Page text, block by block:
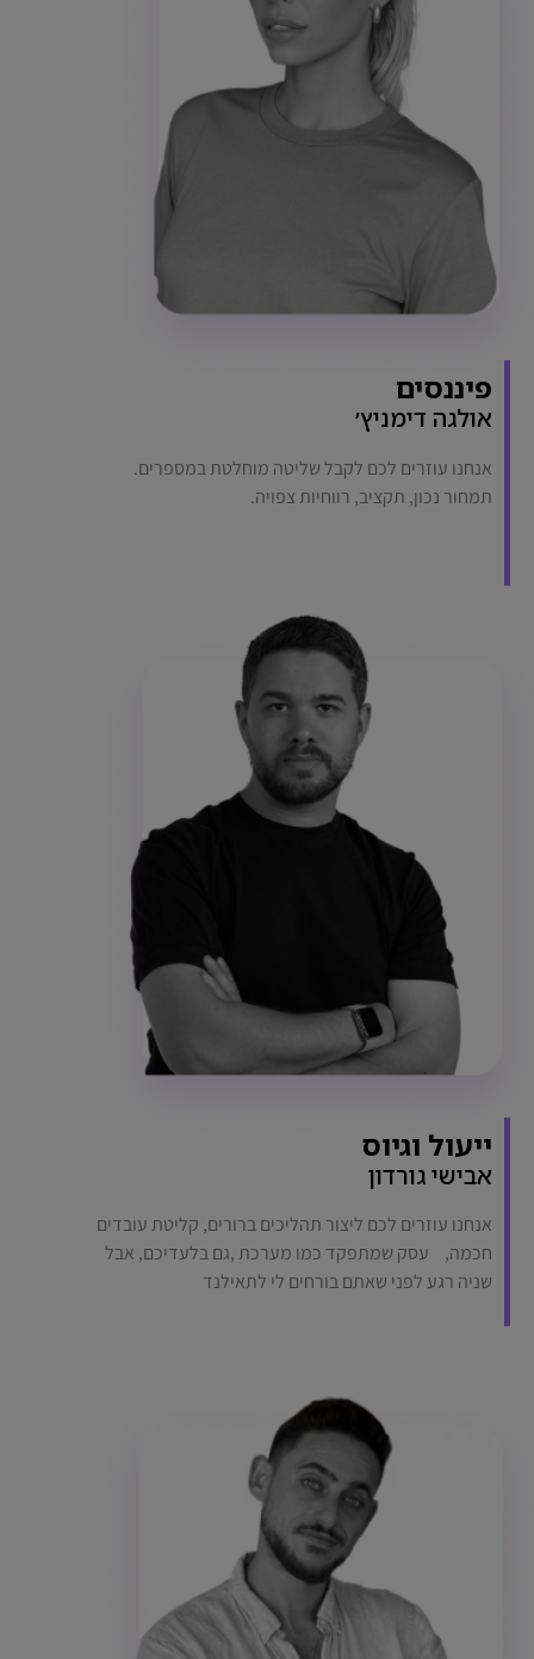
פיננסים
אולגה דימניץ׳
אנחנו עוזרים לכם לקבל שליטה מוחלטת במספרים.
תמחור נכון, תקציב, רווחיות צפויה.
ייעול וגיוס
אבישי גורדון
אנחנו עוזרים לכם ליצור תהליכים ברורים, קליטת עובדים
חכמה, עסק שמתפקד כמו מערכת ,גם בלעדיכם, אבל
שניה רגע לפני שאתם בורחים לי לתאילנד